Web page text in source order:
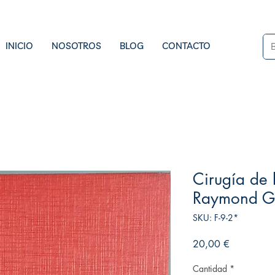
INICIO NOSOTROS BLOG CONTACTO
Cirugía de
Raymond
SKU: F-9-2*
20,00 €
Cantidad *